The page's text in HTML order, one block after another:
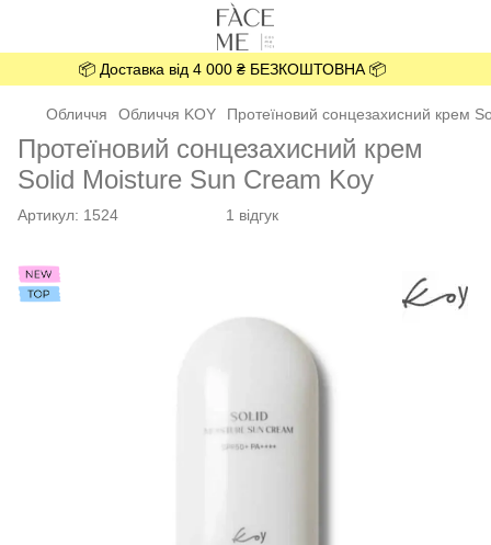
📦 Доставка від 4 000 ₴ БЕЗКОШТОВНА 📦
Обличчя Обличчя KOY Протеїновий сонцезахисний крем
Протеїновий сонцезахисний крем
Solid Moisture Sun Cream Koy
Артикул: 1524 1 відгук